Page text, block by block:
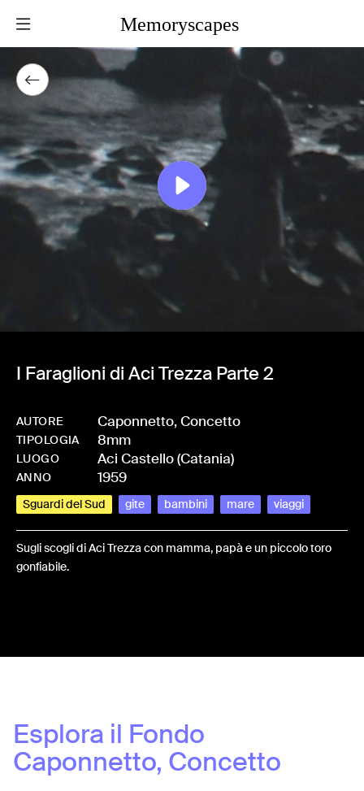
Memoryscapes
I Faraglioni di Aci Trezza Parte 2
AUTORE Caponnetto, Concetto
TIPOLOGIA 8mm
LUOGO Aci Castello (Catania)
ANNO 1959
Sguardi del Sud gite bambini mare viaggi
Sugli scogli di Aci Trezza con mamma, papà e un piccolo toro
gonfiabile.
Esplora il Fondo
Caponnetto, Concetto